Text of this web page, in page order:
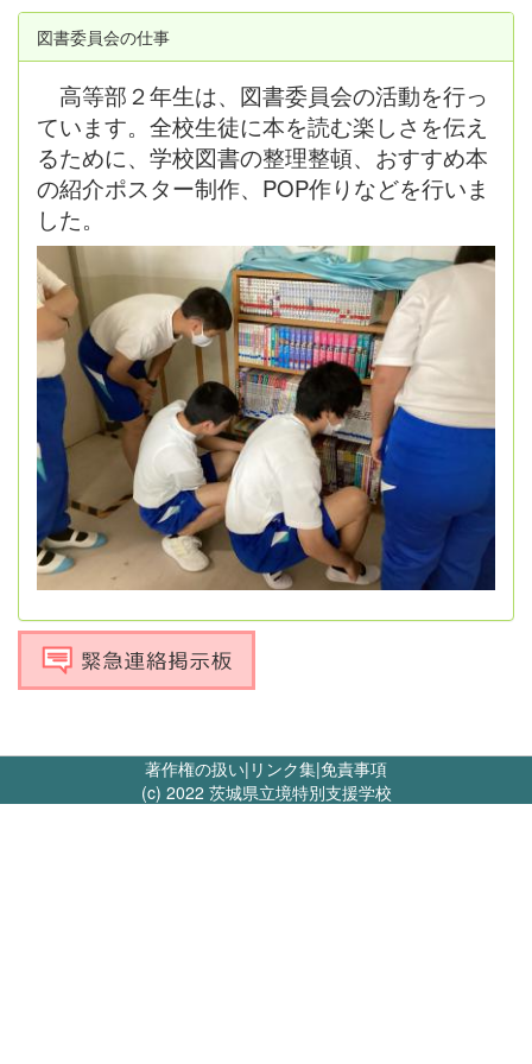
図書委員会の仕事
高等部２年生は、図書委員会の活動を行っ
ています。全校生徒に本を読む楽しさを伝え
るために、学校図書の整理整頓、おすすめ本
の紹介ポスター制作、POP作りなどを行いま
した。
著作権の扱い| リンク集|免責事項
(c) 2022 茨城県立境特別支援学校